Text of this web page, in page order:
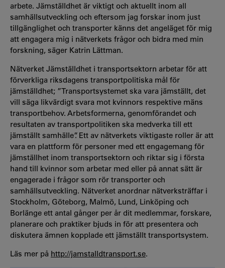
arbete. Jämställdhet är viktigt och aktuellt inom all
samhällsutveckling och eftersom jag forskar inom just
tillgänglighet och transporter känns det angeläget för mig
att engagera mig i nätverkets frågor och bidra med min
forskning, säger Katrin Lättman.
Nätverket Jämställdhet i transportsektorn arbetar för att
förverkliga riksdagens transportpolitiska mål för
jämställdhet; ”Transportsystemet ska vara jämställt, det
vill säga likvärdigt svara mot kvinnors respektive mäns
transportbehov. Arbetsformerna, genomförandet och
resultaten av transportpolitiken ska medverka till ett
jämställt samhälle”. Ett av nätverkets viktigaste roller är att
vara en plattform för personer med ett engagemang för
jämställhet inom transportsektorn och riktar sig i första
hand till kvinnor som arbetar med eller på annat sätt är
engagerade i frågor som rör transporter och
samhällsutveckling. Nätverket anordnar nätverksträffar i
Stockholm, Göteborg, Malmö, Lund, Linköping och
Borlänge ett antal gånger per år dit medlemmar, forskare,
planerare och praktiker bjuds in för att presentera och
diskutera ämnen kopplade ett jämställt transportsystem.
Läs mer på http://jamstalldtransport.se.